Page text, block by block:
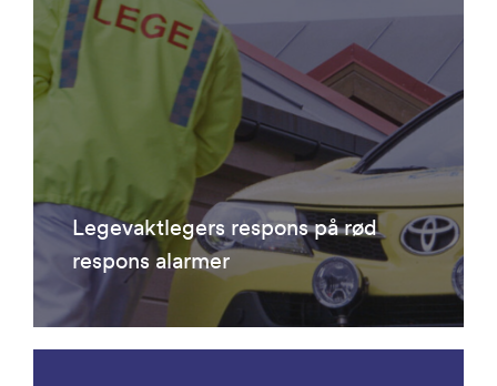
Legevaktlegers respons på rød
respons alarmer